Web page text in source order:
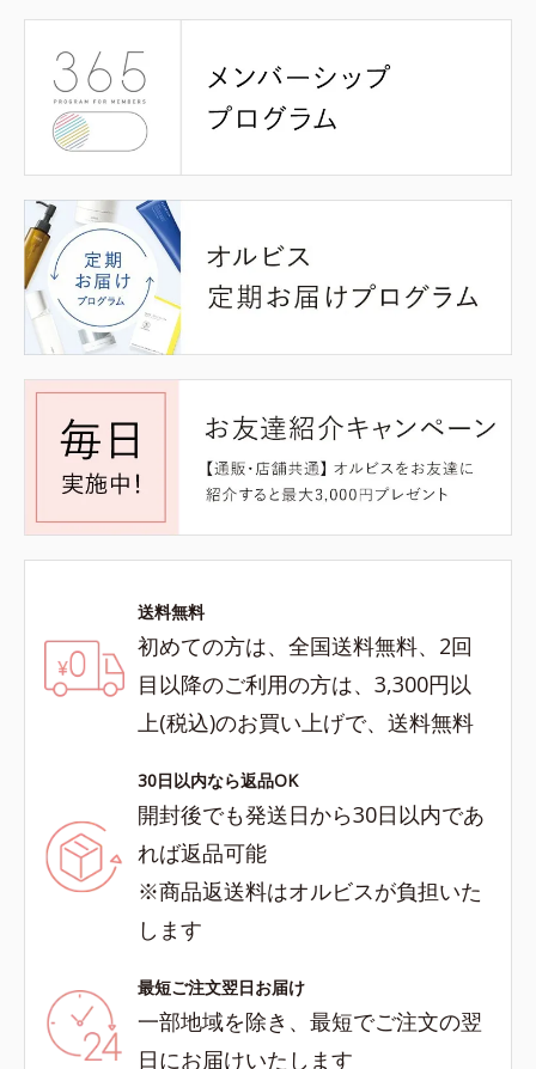
送料無料
初めての方は、全国送料無料、2回
目以降のご利用の方は、3,300円以
上(税込)のお買い上げで、送料無料
30日以内なら返品OK
開封後でも発送日から30日以内であ
れば返品可能
※商品返送料はオルビスが負担いた
します
最短ご注文翌日お届け
一部地域を除き、最短でご注文の翌
日にお届けいたします